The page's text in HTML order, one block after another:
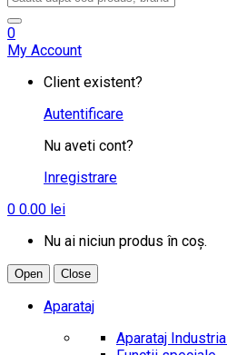
0
My Account
Client existent?
Autentificare
Nu aveti cont?
Inregistrare
0 0.00 lei
Nu ai niciun produs în coș.
Open Close
Aparataj
Aparataj Industrial